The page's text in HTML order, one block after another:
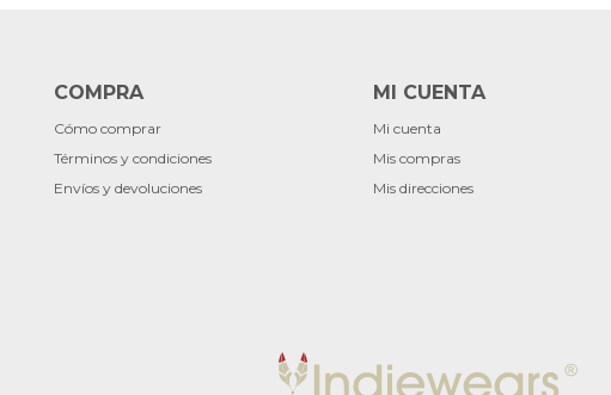
COMPRA
Cómo comprar
Términos y condiciones
Envíos y devoluciones
MI CUENTA
Mi cuenta
Mis compras
Mis direcciones